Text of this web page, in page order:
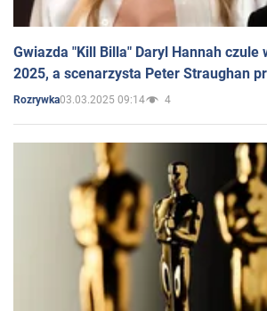
Gwiazda "Kill Billa" Daryl Hannah
2025, a scenarzysta Peter Straughan
Rozrywka03.03.2025 09:14 4